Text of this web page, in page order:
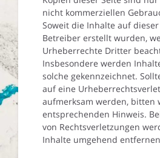
nicht kommerziellen
Soweit die Inhalte auf
Betreiber erstellt wurden,
Urheberrechte Dritter
Insbesondere werden
solche gekennzeichnet.
auf eine
aufmerksam werden, bitten
entsprechenden Hinweis.
von Rechtsverletzungen
Inhalte umgehend